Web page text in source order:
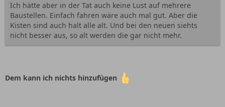
Ich hätte aber in der Tat auch keine Lust auf mehrere
Baustellen. Einfach fahren wäre auch mal gut. Aber die
Kisten sind auch halt alle alt. Und bei den neuen siehts
nicht besser aus, so alt werden die gar nicht mehr.
Dem kann ich nichts hinzufügen